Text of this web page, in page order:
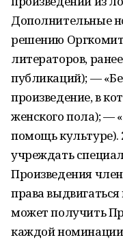
Дополнительные
решению
литераторов,
публикаций); —
произведение, в
женского пола); —
помощь культуре).
учреждать
Произведения
права
может получить
каждой